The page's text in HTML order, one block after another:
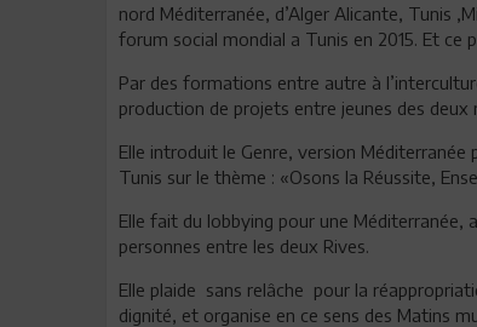
nord Méditerranée, d’Alger Alicante, Tunis
forum social mondial a Tunis en 2015. Et ce
Par des formations entre autre à
production de projets entre jeunes des deux
Elle introduit le Genre, version
Tunis sur le thème : «Osons la Réussite,
Elle fait du lobbying pour une Méditerranée,
personnes entre les deux Rives.
Elle plaide sans relâche pour la
dignité, et organise en ce sens des Matins